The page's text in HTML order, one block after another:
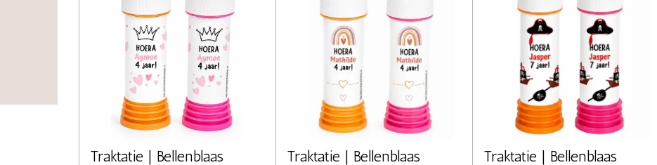
Traktatie | Bellenblaas
Traktatie | Bellenblaas
Traktatie | Bellenblaas